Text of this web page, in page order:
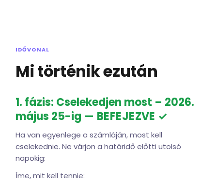
IDŐVONAL
Mi történik ezután
1. fázis: Cselekedjen most – 2026.
május 25-ig — BEFEJEZVE ✓
Ha van egyenlege a számláján, most kell
cselekednie. Ne várjon a határidő előtti utolsó
napokig:
Íme, mit kell tennie: